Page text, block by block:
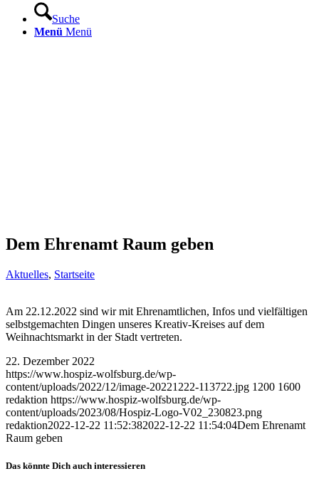
Suche
Menü Menü
Dem Ehrenamt Raum geben
Aktuelles, Startseite
Am 22.12.2022 sind wir mit Ehrenamtlichen, Infos und vielfältigen
selbstgemachten Dingen unseres Kreativ-Kreises auf dem
Weihnachtsmarkt in der Stadt vertreten.
22. Dezember 2022
https://www.hospiz-wolfsburg.de/wp-
content/uploads/2022/12/image-20221222-113722.jpg 1200 1600
redaktion https://www.hospiz-wolfsburg.de/wp-
content/uploads/2023/08/Hospiz-Logo-V02_230823.png
redaktion2022-12-22 11:52:382022-12-22 11:54:04Dem Ehrenamt
Raum geben
Das könnte Dich auch interessieren